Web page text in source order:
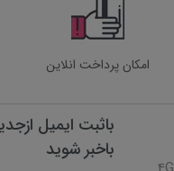
امکان پرداخت انلاین
باثبت ایمیل
باخبر شوید